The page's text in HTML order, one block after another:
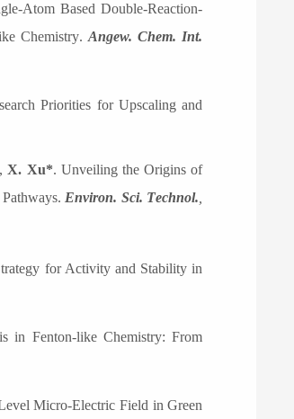
Atom Based Double-Reaction-
Chemistry. Angew. Chem. Int.
Priorities for Upscaling and
X. Xu*. Unveiling the Origins of
Environ. Sci. Technol.
for Activity and Stability in
in Fenton-like Chemistry: From
Micro-Electric Field in Green